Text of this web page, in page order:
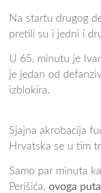
Na startu drugog
pretili su i jedni i
U 65. minutu je
je jedan od
izblokira.
Sjajna akrobacija
Hrvatska se u tim
Samo par minuta
Perišića, ovoga